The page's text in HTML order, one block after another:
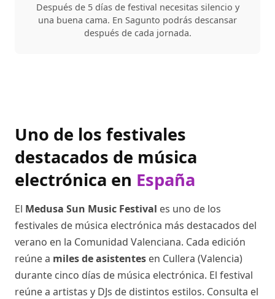
Después de 5 días de festival necesitas silencio y
una buena cama. En Sagunto podrás descansar
después de cada jornada.
Uno de los festivales
destacados de música
electrónica en España
El Medusa Sun Music Festival es uno de los
festivales de música electrónica más destacados del
verano en la Comunidad Valenciana. Cada edición
reúne a miles de asistentes en Cullera (Valencia)
durante cinco días de música electrónica. El festival
reúne a artistas y DJs de distintos estilos. Consulta el